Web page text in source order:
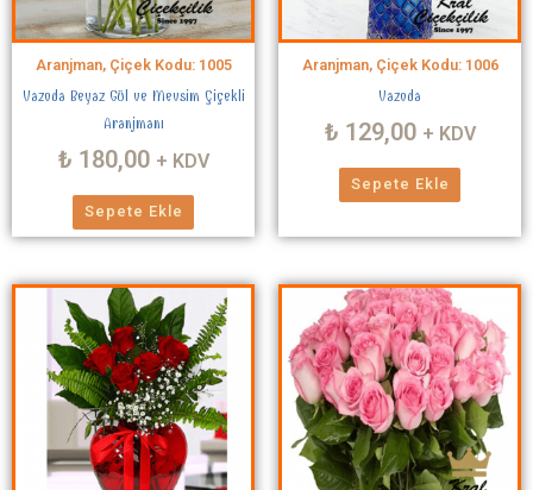
Aranjman, Çiçek Kodu: 1005
Vazoda Beyaz Gül ve Mevsim Çiçekli
Aranjmanı
₺ 180,00 + KDV
Sepete Ekle
Aranjman, Çiçek Kodu: 1006
Vazoda
₺ 129,00 + KDV
Sepete Ekle